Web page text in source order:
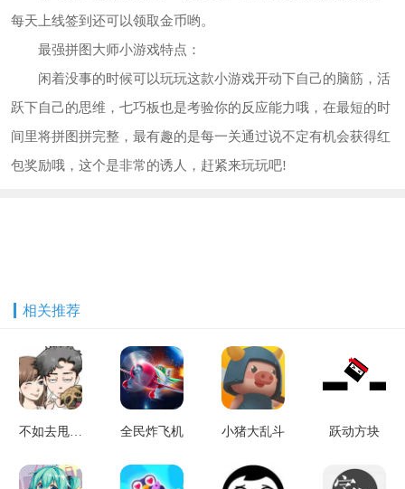
每天上线签到还可以领取金币哟。
最强拼图大师小游戏特点：
闲着没事的时候可以玩玩这款小游戏开动下自己的脑筋，活
跃下自己的思维，七巧板也是考验你的反应能力哦，在最短的时
间里将拼图拼完整，最有趣的是每一关通过说不定有机会获得红
包奖励哦，这个是非常的诱人，赶紧来玩玩吧!
相关推荐
全民炸飞机 小猪大乱斗 跃动方块